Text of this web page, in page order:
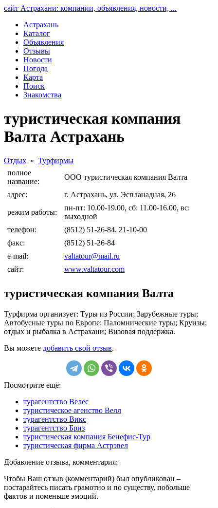
сайт Астрахани: компании, объявления, новости, ...
Астрахань
Каталог
Объявления
Отзывы
Новости
Погода
Карта
Поиск
Знакомства
туристическая компания
Валта Астрахань
Отдых » Турфирмы
полное
название:
ООО туристическая компания Валта
адрес: г. Астрахань, ул. Эспланадная, 26
режим работы:
пн-пт: 10.00-19.00, сб: 11.00-16.00, вс:
выходной
телефон:
(8512) 51-26-84, 21-10-00
факс:
(8512) 51-26-84
e-mail:
valtatour@mail.ru
сайт:
www.valtatour.com
туристическая компания Валта
Турфирма организует: Туры из России; Зарубежные туры;
Автобусные туры по Европе; Паломнические туры; Круизы;
отдых и рыбалка в Астрахани; Визовая поддержка.
Вы можете добавить свой отзыв.
Посмотрите ещё:
турагентство Велес
туристическое агенство Велл
турагентство Викс
турагентство Бриз
туристическая компания Бенефис-Тур
туристическая фирма Астрэвел
Добавление отзыва, комментария:
Чтобы Ваш отзыв (комментарий) был опубликован –
постарайтесь писать грамотно и по существу, побольше
фактов и поменьше эмоций.